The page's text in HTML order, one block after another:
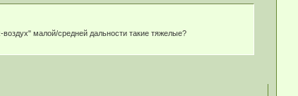
малой/средней дальности такие тяжелые?